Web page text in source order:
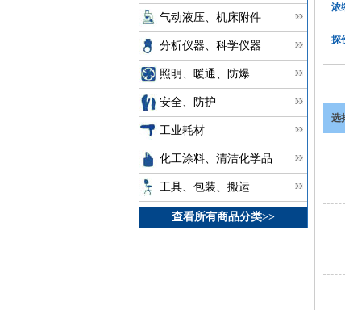
气动液压、机床附件
分析仪器、科学仪器
照明、暖通、防爆
安全、防护
工业耗材
化工涂料、清洁化学品
工具、包装、搬运
查看所有商品分类>>
浓
探
选